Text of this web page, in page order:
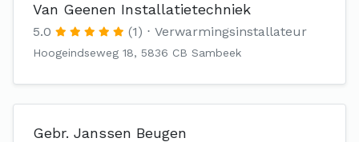
Van Geenen Installatietechniek
5.0 (1) Verwarmingsinstallateur
Hoogeindseweg 18, 5836 CB Sambeek
Gebr. Janssen Beugen